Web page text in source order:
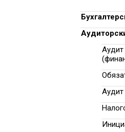
Аудит
Аудит